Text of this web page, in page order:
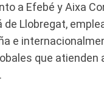
a Efebé y Aixa
de Llobregat,
e
que atienden